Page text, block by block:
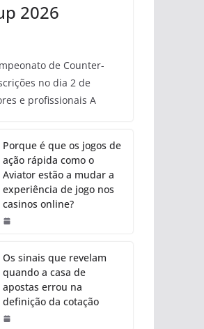
2026
de Counter-
no dia 2 de
e profissionais A
Porque é que os jogos de
ação rápida como o
Aviator estão a mudar a
experiência de jogo nos
casinos online?
Os sinais que revelam
quando a casa de
apostas errou na
definição da cotação